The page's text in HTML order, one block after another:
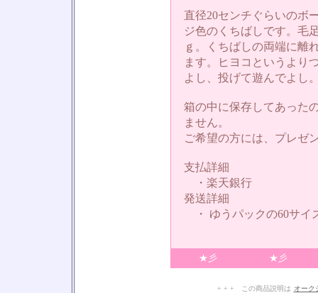
直径20センチぐらいのボ
ジ色のくちばしです。毛
ｇ。くちばしの両端に離
ます。ヒヨコというより
よし、投げて遊んでよし
箱の中に保存してあった
ません。
ご希望の方には、プレゼ
支払詳細
・楽天銀行
発送詳細
・ ゆうパックの60サイ
★彡 ★彡
+ + + この商品説明は オーク